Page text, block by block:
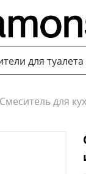
для
Смеситель для